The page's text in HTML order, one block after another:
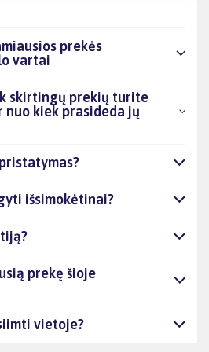
prekės
vartai
skirtingų prekių turite
kiek prasideda jų
išsimokėtinai?
prekę šioje
vietoje?